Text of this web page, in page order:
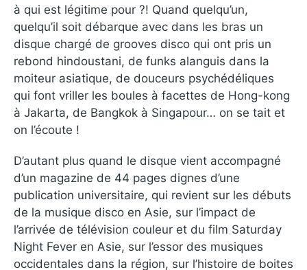
à qui est légitime pour ?! Quand quelqu’un,
quelqu’il soit débarque avec dans les bras un
disque chargé de grooves disco qui ont pris un
rebond hindoustani, de funks alanguis dans la
moiteur asiatique, de douceurs psychédéliques
qui font vriller les boules à facettes de Hong-kong
à Jakarta, de Bangkok à Singapour… on se tait et
on l’écoute !
D’autant plus quand le disque vient accompagné
d’un magazine de 44 pages dignes d’une
publication universitaire, qui revient sur les débuts
de la musique disco en Asie, sur l’impact de
l’arrivée de télévision couleur et du film Saturday
Night Fever en Asie, sur l’essor des musiques
occidentales dans la région, sur l’histoire de boites